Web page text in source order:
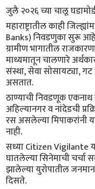
जुलै २०२६ च्या चालू
महाराष्ट्रातील काही
Banks) निवडणुका सुरू
ग्रामीण भागातील
माध्यमातून चालणारे
संस्था, सेवा सोसायट्या,
असतात.
ठाण्याची निवडणूक एकनाथ
अहिल्यानगर व नांदेडची
रस असलेल्या मिपाकरांनी
नाही.
सध्या Citizen Vigilante या
घातलेल्या सिनेमाची चर्चा
झालेल्या युरोपातील
दिसते.